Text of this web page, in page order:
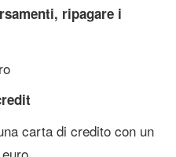
ripagare i
carta di credito con un